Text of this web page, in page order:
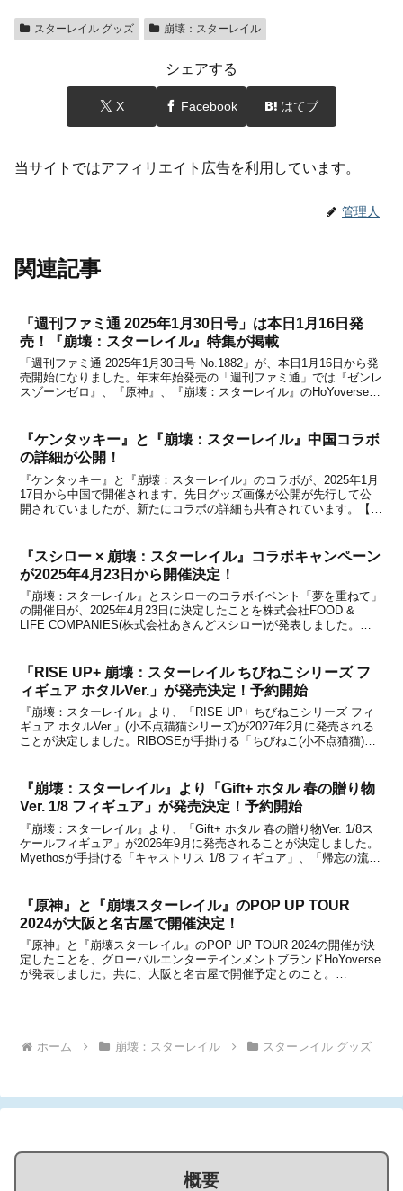
スターレイル グッズ 崩壊：スターレイル
シェアする
X Facebook はてブ
当サイトではアフィリエイト広告を利用しています。
管理人
関連記事
「週刊ファミ通 2025年1月30日号」は本日1月16日発
売！『崩壊：スターレイル』特集が掲載
「週刊ファミ通 2025年1月30日号 No.1882」が、本日1月16日から発
売開始になりました。年末年始発売の「週刊ファミ通」では『ゼンレ
スゾーンゼロ』、『原神』、『崩壊：スターレイル』のHoYoverse 3
『ケンタッキー』と『崩壊：スターレイル』中国コラボ
の詳細が公開！
『ケンタッキー』と『崩壊：スターレイル』のコラボが、2025年1月
17日から中国で開催されます。先日グッズ画像が公開が先行して公
開されていましたが、新たにコラボの詳細も共有されています。【関
『スシロー × 崩壊：スターレイル』コラボキャンペーン
が2025年4月23日から開催決定！
『崩壊：スターレイル』とスシローのコラボイベント「夢を重ねて」
の開催日が、2025年4月23日に決定したことを株式会社FOOD &
LIFE COMPANIES(株式会社あきんどスシロー)が発表しました。
「RISE UP+ 崩壊：スターレイル ちびねこシリーズ フ
ィギュア ホタルVer.」が発売決定！予約開始
『崩壊：スターレイル』より、「RISE UP+ ちびねこシリーズ フィ
ギュア ホタルVer.」(小不点猫猫シリーズ)が2027年2月に発売される
ことが決定しました。RIBOSEが手掛ける「ちびねこ(小不点猫猫)シ
『崩壊：スターレイル』より「Gift+ ホタル 春の贈り物
Ver. 1/8 フィギュア」が発売決定！予約開始
『崩壊：スターレイル』より、「Gift+ ホタル 春の贈り物Ver. 1/8ス
ケールフィギュア」が2026年9月に発売されることが決定しました。
Myethosが手掛ける「キャストリス 1/8 フィギュア」、「帰忘の流離
『原神』と『崩壊スターレイル』のPOP UP TOUR
2024が大阪と名古屋で開催決定！
『原神』と『崩壊スターレイル』のPOP UP TOUR 2024の開催が決
定したことを、グローバルエンターテインメントブランドHoYoverse
が発表しました。共に、大阪と名古屋で開催予定とのこと。
ホーム 崩壊：スターレイル スターレイル グッズ
概要